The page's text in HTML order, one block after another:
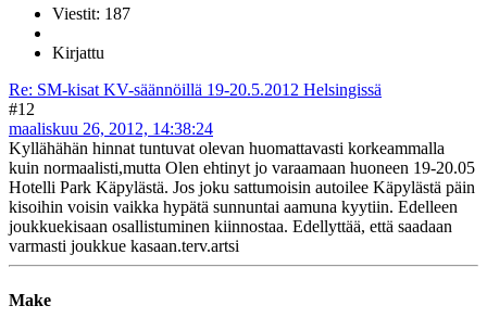
Viestit: 187
Kirjattu
Re: SM-kisat KV-säännöillä 19-20.5.2012 Helsingissä
#12
maaliskuu 26, 2012, 14:38:24
Kyllähähän hinnat tuntuvat olevan huomattavasti korkeammalla
kuin normaalisti,mutta Olen ehtinyt jo varaamaan huoneen 19-20.05
Hotelli Park Käpylästä. Jos joku sattumoisin autoilee Käpylästä päin
kisoihin voisin vaikka hypätä sunnuntai aamuna kyytiin. Edelleen
joukkuekisaan osallistuminen kiinnostaa. Edellyttää, että saadaan
varmasti joukkue kasaan.terv.artsi
Make